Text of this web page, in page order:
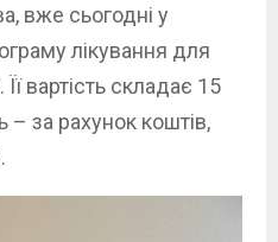
вже сьогодні у
лікування для
вартість складає 15
– за рахунок коштів,